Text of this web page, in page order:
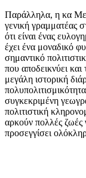
Παράλληλα, η κα
γενική γραμματέας
ότι είναι ένας
έχει ένα μοναδικό
σημαντικό
που αποδεικνύει
μεγάλη ιστορική
συγκεκριμένη
πολιτιστική
αρκούν πολλές ζωές
προσεγγίσει